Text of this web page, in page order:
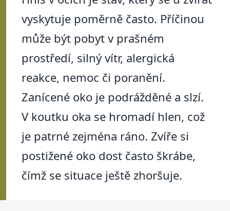
vyskytuje poměrně často. Příčinou
může být pobyt v prašném
prostředí, silný vítr, alergická
reakce, nemoc či poranění.
Zanícené oko je podrážděné a slzí.
V koutku oka se hromadí hlen, což
je patrné zejména ráno. Zvíře si
postižené oko dost často škrábe,
čímž se situace ještě zhoršuje.